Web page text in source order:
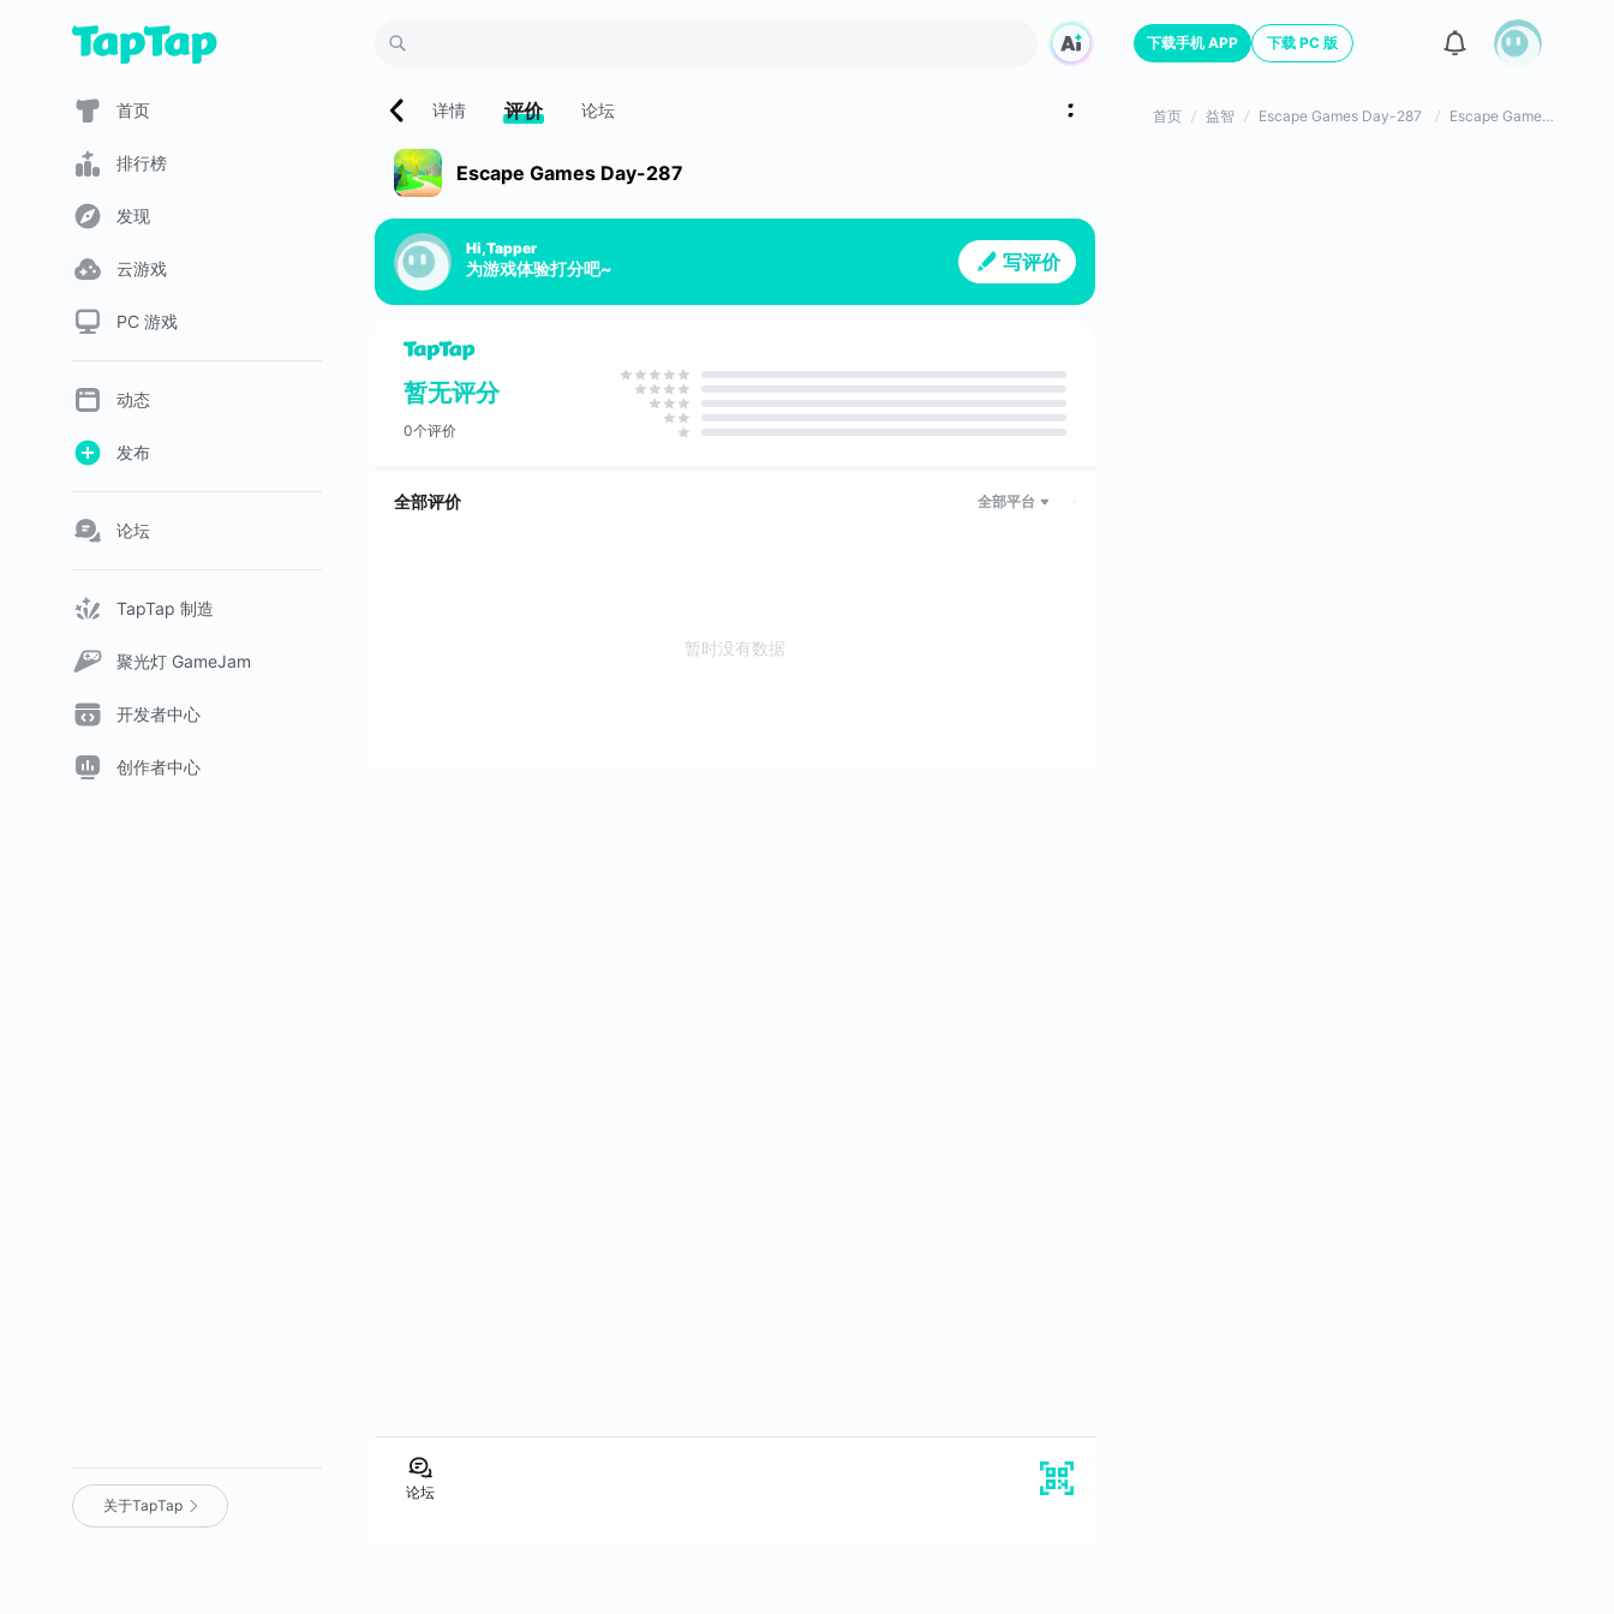
首页
排行榜
发现
云游戏
PC 游戏
动态
发布
论坛
TapTap 制造
聚光灯 GameJam
开发者中心
创作者中心
关于TapTap
详情 评价 论坛
Escape Games Day-287
Hi,Tapper
为游戏体验打分吧~ 写评价
暂无评分
0个评价
全部评价 全部平台
暂时没有数据
论坛
下载手机 APP 下载 PC 版
首页 益智 Escape Games Day-287 Escape Games Day-287游戏评价